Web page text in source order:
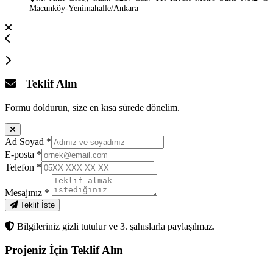
Macunköy-Yenimahalle/Ankara
Teklif Alın
Formu doldurun, size en kısa sürede dönelim.
Ad Soyad *
E-posta *
Telefon *
Mesajınız *
Teklif İste
Bilgileriniz gizli tutulur ve 3. şahıslarla paylaşılmaz.
Projeniz İçin Teklif Alın